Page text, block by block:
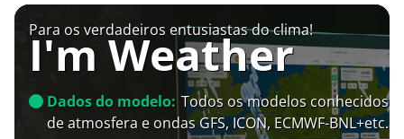
Para os verdadeiros entusiastas do clima!
I'm Weather
Dados do modelo: Todos os modelos conhecidos
de atmosfera e ondas GFS, ICON, ECMWF-BNL+etc.